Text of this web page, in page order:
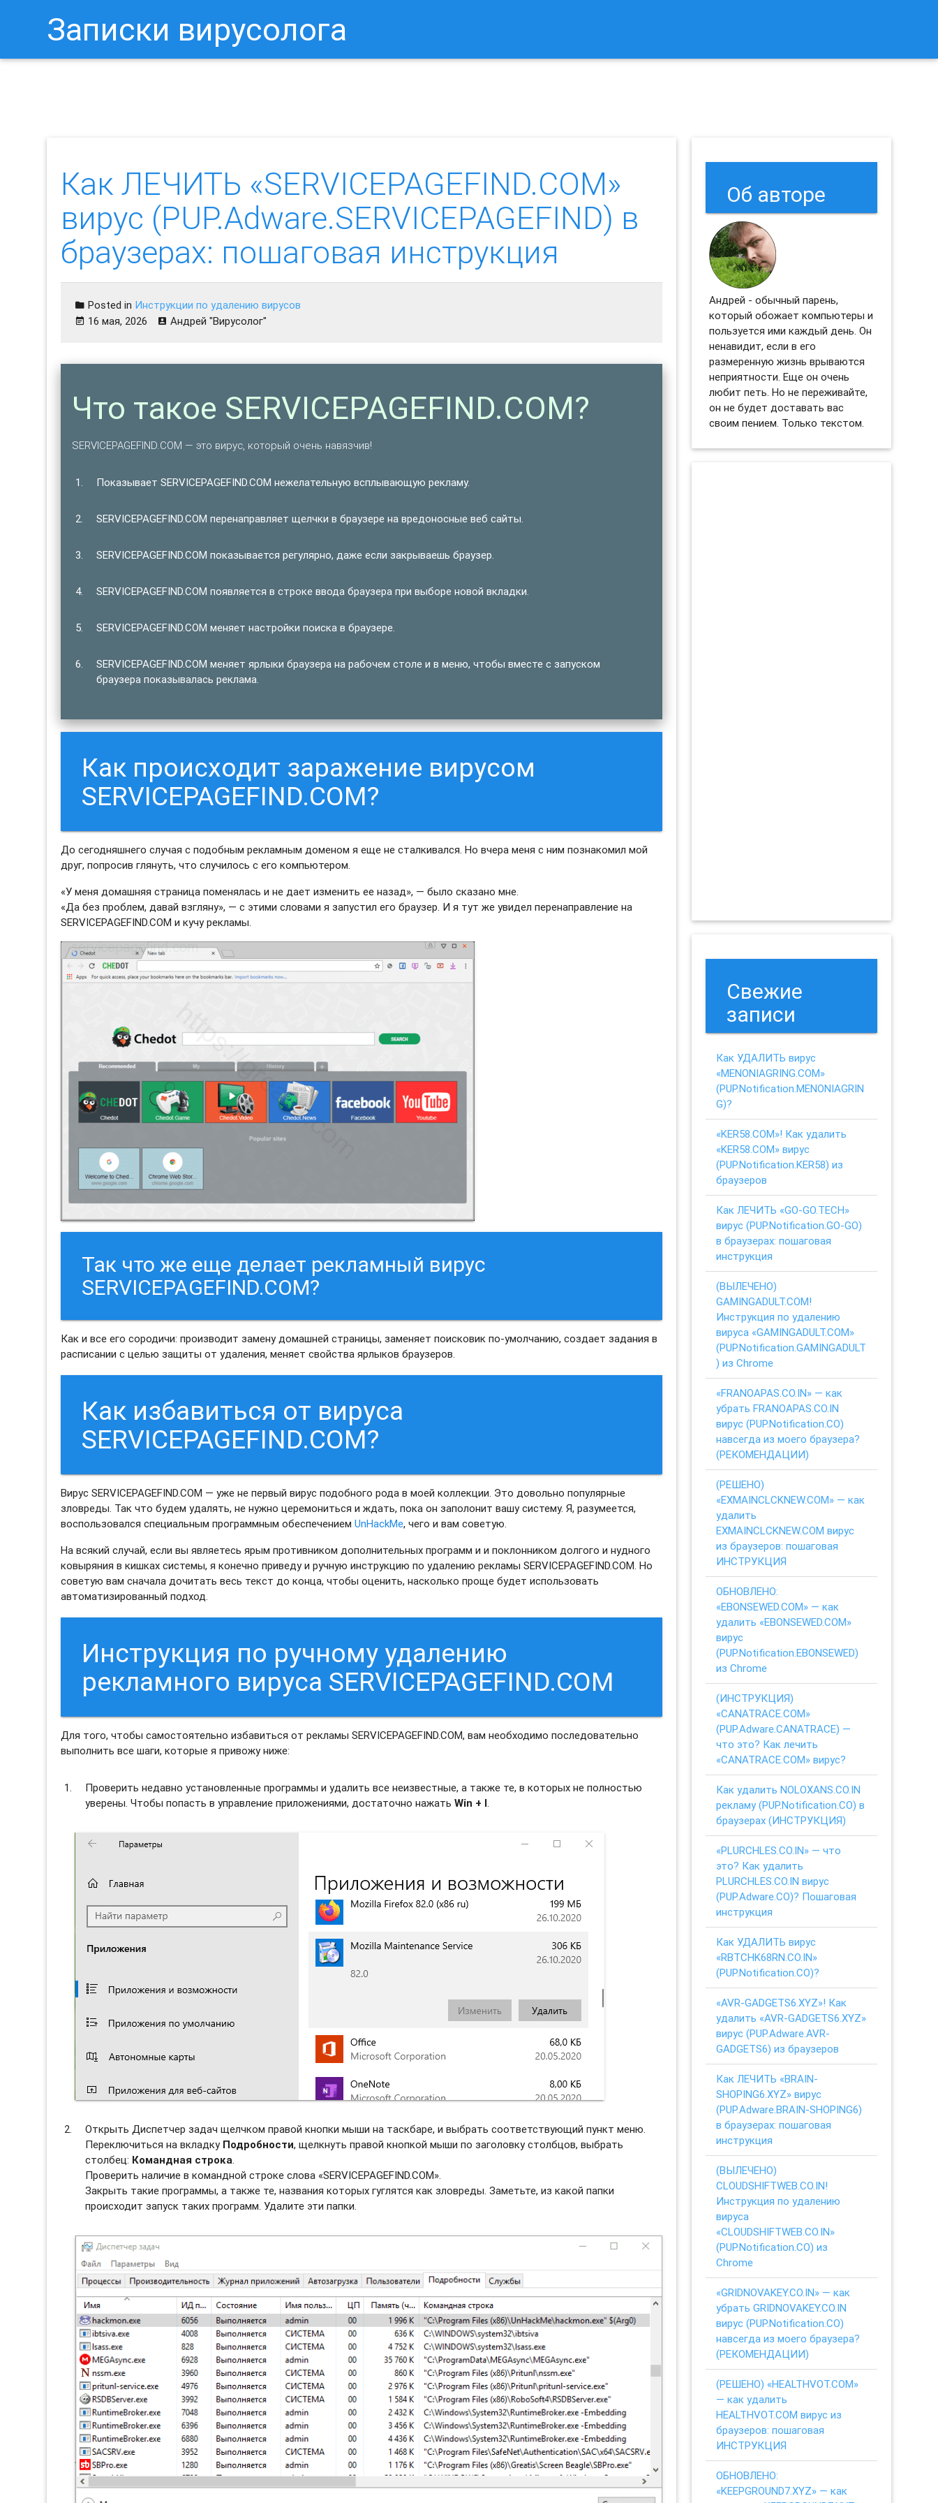
Записки вирусолога
Как ЛЕЧИТЬ «SERVICEPAGEFIND.COM»
вирус (PUP.Adware.SERVICEPAGEFIND) в
браузерах: пошаговая инструкция
Posted in Инструкции по удалению вирусов
16 мая, 2026
Андрей "Вирусолог"
Что такое SERVICEPAGEFIND.COM?
SERVICEPAGEFIND.COM — это вирус, который очень навязчив!
Показывает SERVICEPAGEFIND.COM нежелательную всплывающую рекламу.
SERVICEPAGEFIND.COM перенаправляет щелчки в браузере на вредоносные веб сайты.
SERVICEPAGEFIND.COM показывается регулярно, даже если закрываешь браузер.
SERVICEPAGEFIND.COM появляется в строке ввода браузера при выборе новой вкладки.
SERVICEPAGEFIND.COM меняет настройки поиска в браузере.
SERVICEPAGEFIND.COM меняет ярлыки браузера на рабочем столе и в меню, чтобы вместе с запуском
браузера показывалась реклама.
Как происходит заражение вирусом
SERVICEPAGEFIND.COM?
До сегодняшнего случая с подобным рекламным доменом я еще не сталкивался. Но вчера меня с ним познакомил мой
друг, попросив глянуть, что случилось с его компьютером.
«У меня домашняя страница поменялась и не дает изменить ее назад», — было сказано мне.
«Да без проблем, давай взгляну», — с этими словами я запустил его браузер. И я тут же увидел перенаправление на
SERVICEPAGEFIND.COM и кучу рекламы.
Так что же еще делает рекламный вирус
SERVICEPAGEFIND.COM?
Как и все его сородичи: производит замену домашней страницы, заменяет поисковик по-умолчанию, создает задания в
расписании с целью защиты от удаления, меняет свойства ярлыков браузеров.
Как избавиться от вируса
SERVICEPAGEFIND.COM?
Вирус SERVICEPAGEFIND.COM — уже не первый вирус подобного рода в моей коллекции. Это довольно популярные
зловреды. Так что будем удалять, не нужно церемониться и ждать, пока он заполонит вашу систему. Я, разумеется,
воспользовался специальным программным обеспечениемUnHackMe, чего и вам советую.
На всякий случай, если вы являетесь ярым противником дополнительных программ и и поклонником долгого и нудного
ковыряния в кишках системы, я конечно приведу и ручную инструкцию по удалению рекламы SERVICEPAGEFIND.COM. Но
советую вам сначала дочитать весь текст до конца, чтобы оценить, насколько проще будет использовать
автоматизированный подход.
Инструкция по ручному удалению
рекламного вируса SERVICEPAGEFIND.COM
Для того, чтобы самостоятельно избавиться от рекламы SERVICEPAGEFIND.COM, вам необходимо последовательно
выполнить все шаги, которые я привожу ниже:
Проверить недавно установленные программы и удалить все неизвестные, а также те, в которых не полностью
уверены. Чтобы попасть в управление приложениями, достаточно нажатьWin + I
Открыть Диспетчер задач щелчком правой кнопки мыши на таскбаре, и выбрать соотвeтствующий пункт меню.
Переключиться на вкладку Подробности, щелкнуть правой кнопкой мыши по заголовку столбцов, выбрать
столбец: Командная строка
Проверить наличие в командной строке слова «SERVICEPAGEFIND.COM».
Закрыть такие программы, а также те, названия которых гуглятся как зловреды. Заметьте, из какой папки
происходит запуск таких программ. Удалите эти папки.
Об авторе
Андрей - обычный парень,
который обожает компьютеры и
пользуется ими каждый день. Он
ненавидит, если в его
размеренную жизнь врываются
неприятности. Еще он очень
любит петь. Но не переживайте,
он не будет доставать вас
своим пением. Только текстом.
Свежие
записи
Как УДАЛИТЬ вирус
«MENONIAGRING.COM»
(PUP.Notification.MENONIAGRIN
G)?
«KER58.COM»! Как удалить
«KER58.COM» вирус
(PUP.Notification.KER58) из
браузеров
Как ЛЕЧИТЬ «GO-GO.TECH»
вирус (PUP.Notification.GO-GO)
в браузерах: пошаговая
инструкция
(ВЫЛЕЧЕНО)
GAMINGADULT.COM!
Инструкция по удалению
вируса «GAMINGADULT.COM»
(PUP.Notification.GAMINGADULT
) из Chrome
«FRANOAPAS.CO.IN» — как
убрать FRANOAPAS.CO.IN
вирус (PUP.Notification.CO)
навсегда из моего браузера?
(РЕКОМЕНДАЦИИ)
(РЕШЕНО)
«EXMAINCLCKNEW.COM» — как
удалить
EXMAINCLCKNEW.COM вирус
из браузеров: пошаговая
ИНСТРУКЦИЯ
ОБНОВЛЕНО:
«EBONSEWED.COM» — как
удалить «EBONSEWED.COM»
вирус
(PUP.Notification.EBONSEWED)
из Chrome
(ИНСТРУКЦИЯ)
«CANATRACE.COM»
(PUP.Adware.CANATRACE) —
что это? Как лечить
«CANATRACE.COM» вирус?
Как удалить NOLOXANS.CO.IN
рекламу (PUP.Notification.CO) в
браузерах (ИНСТРУКЦИЯ)
«PLURCHLES.CO.IN» — что
это? Как удалить
PLURCHLES.CO.IN вирус
(PUP.Adware.CO)? Пошаговая
инструкция
Как УДАЛИТЬ вирус
«RBTCHK68RN.CO.IN»
(PUP.Notification.CO)?
«AVR-GADGETS6.XYZ»! Как
удалить «AVR-GADGETS6.XYZ»
вирус (PUP.Adware.AVR-
GADGETS6) из браузеров
Как ЛЕЧИТЬ «BRAIN-
SHOPING6.XYZ» вирус
(PUP.Adware.BRAIN-SHOPING6)
в браузерах: пошаговая
инструкция
(ВЫЛЕЧЕНО)
CLOUDSHIFTWEB.CO.IN!
Инструкция по удалению
вируса
«CLOUDSHIFTWEB.CO.IN»
(PUP.Notification.CO) из
Chrome
«GRIDNOVAKEY.CO.IN» — как
убрать GRIDNOVAKEY.CO.IN
вирус (PUP.Notification.CO)
навсегда из моего браузера?
(РЕКОМЕНДАЦИИ)
(РЕШЕНО) «HEALTHVOT.COM»
— как удалить
HEALTHVOT.COM вирус из
браузеров: пошаговая
ИНСТРУКЦИЯ
ОБНОВЛЕНО:
«KEEPGROUND7.XYZ» — как